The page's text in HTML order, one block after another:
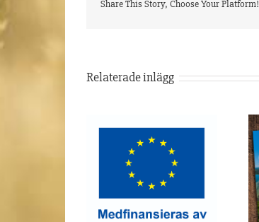
Share This Story, Choose Your Platform!
Relaterade inlägg
Öppen gård 14 Augusti